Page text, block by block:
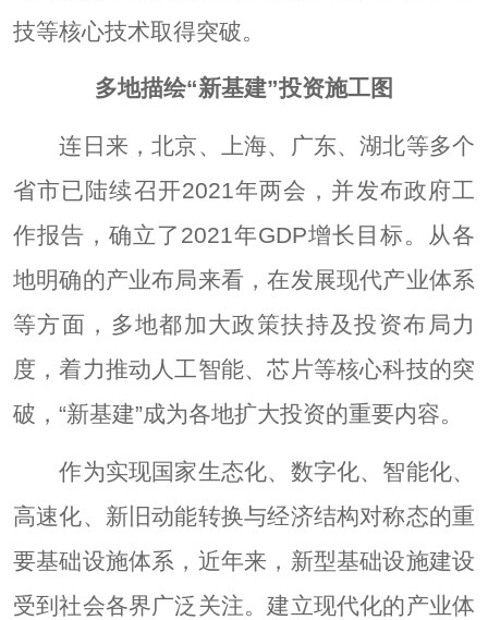
技等核心技术取得突破。
多地描绘“新基建”投资施工图
连日来，北京、上海、广东、湖北等多个
省市已陆续召开2021年两会，并发布政府工
作报告，确立了2021年GDP增长目标。从各
地明确的产业布局来看，在发展现代产业体系
等方面，多地都加大政策扶持及投资布局力
度，着力推动人工智能、芯片等核心科技的突
破，“新基建”成为各地扩大投资的重要内容。
作为实现国家生态化、数字化、智能化、
高速化、新旧动能转换与经济结构对称态的重
要基础设施体系，近年来，新型基础设施建设
受到社会各界广泛关注。建立现代化的产业体